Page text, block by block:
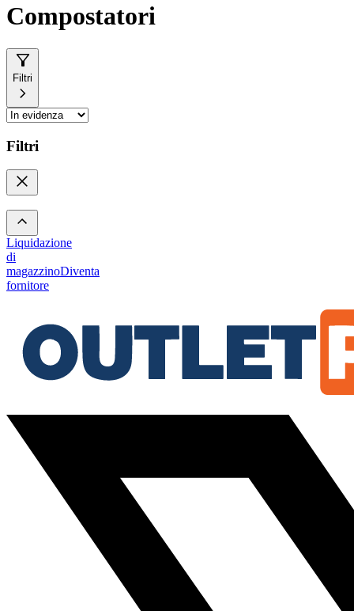
Compostatori
Filtri
Filtri
Liquidazione
di
magazzinoDiventa
fornitore